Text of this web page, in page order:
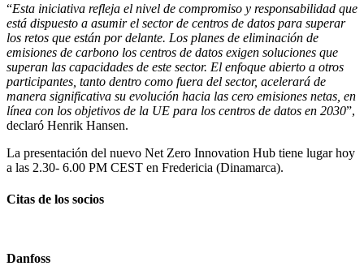
“Esta iniciativa refleja el nivel de compromiso y responsabilidad que
está dispuesto a asumir el sector de centros de datos para superar
los retos que están por delante. Los planes de eliminación de
emisiones de carbono los centros de datos exigen soluciones que
superan las capacidades de este sector. El enfoque abierto a otros
participantes, tanto dentro como fuera del sector, acelerará de
manera significativa su evolución hacia las cero emisiones netas, en
línea con los objetivos de la UE para los centros de datos en 2030”,
declaró Henrik Hansen.
La presentación del nuevo Net Zero Innovation Hub tiene lugar hoy
a las 2.30- 6.00 PM CEST en Fredericia (Dinamarca).
Citas de los socios
Danfoss